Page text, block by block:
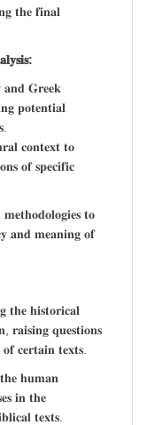
𝐭𝐡𝐞 𝐟𝐢𝐧𝐚𝐥
𝐚𝐧𝐝 𝐆𝐫𝐞𝐞𝐤
𝐩𝐨𝐭𝐞𝐧𝐭𝐢𝐚𝐥
𝐜𝐨𝐧𝐭𝐞𝐱𝐭 𝐭𝐨
𝐨𝐟 𝐬𝐩𝐞𝐜𝐢𝐟𝐢𝐜
𝐦𝐞𝐭𝐡𝐨𝐝𝐨𝐥𝐨𝐠𝐢𝐞𝐬 𝐭𝐨
𝐚𝐧𝐝 𝐦𝐞𝐚𝐧𝐢𝐧𝐠 𝐨𝐟
𝐡𝐢𝐬𝐭𝐨𝐫𝐢𝐜𝐚𝐥
𝐫𝐚𝐢𝐬𝐢𝐧𝐠 𝐪𝐮𝐞𝐬𝐭𝐢𝐨𝐧𝐬
𝐜𝐞𝐫𝐭𝐚𝐢𝐧 𝐭𝐞𝐱𝐭𝐬.
𝐡𝐮𝐦𝐚𝐧
𝐢𝐧 𝐭𝐡𝐞
𝐭𝐞𝐱𝐭𝐬.